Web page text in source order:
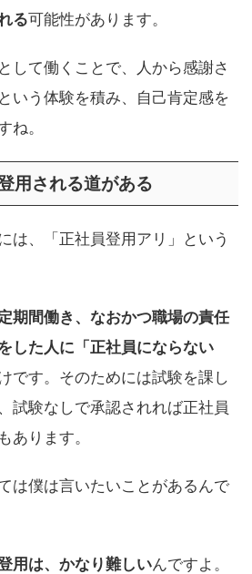
る可能性があります。
して働くことで、人から感謝さ
いう体験を積み、自己肯定感を
ね。
用される道がある
は、「正社員登用アリ」という
期間働き、なおかつ職場の責任
した人に「正社員にならない
です。そのためには試験を課し
試験なしで承認されれば正社員
あります。
は僕は言いたいことがあるんで
用は、かなり難しいんですよ。